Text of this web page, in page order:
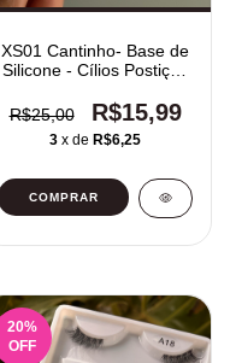
XS01 Cantinho- Base de
Silicone - Cílios Postiços
R$25,00
R$15,99
3 x de R$6,25
20%
OFF